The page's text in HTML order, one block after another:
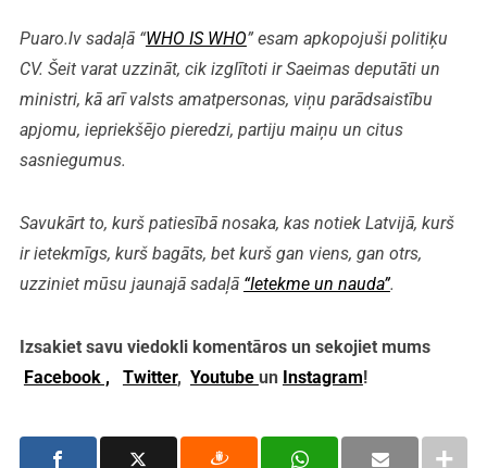
Puaro.lv sadaļā “WHO IS WHO” esam apkopojuši politiķu
CV. Šeit varat uzzināt, cik izglītoti ir Saeimas deputāti un
ministri, kā arī valsts amatpersonas, viņu parādsaistību
apjomu, iepriekšējo pieredzi, partiju maiņu un citus
sasniegumus.
Savukārt to, kurš patiesībā nosaka, kas notiek Latvijā, kurš
ir ietekmīgs, kurš bagāts, bet kurš gan viens, gan otrs,
uzziniet mūsu jaunajā sadaļā “Ietekme un nauda”.
Izsakiet savu viedokli komentāros un sekojiet mums
Facebook ,
Twitter, Youtube un Instagram!